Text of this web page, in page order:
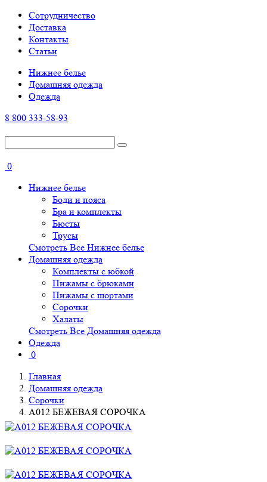
Cотрудничество
Доставка
Контакты
Статьи
Нижнее белье
Домашняя одежда
Одежда
8 800 333-58-93
0
Нижнее белье
Боди и пояса
Бра и комплекты
Бюсты
Трусы
Смотреть Все Нижнее белье
Домашняя одежда
Комплекты с юбкой
Пижамы с брюками
Пижамы с шортами
Сорочки
Халаты
Смотреть Все Домашняя одежда
Одежда
0
Главная
Домашняя одежда
Сорочки
A012 БЕЖЕВАЯ СОРОЧКА